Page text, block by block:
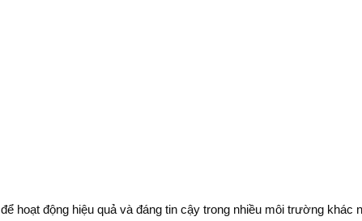
hoạt động hiệu quả và đáng tin cậy trong nhiều môi trường khác